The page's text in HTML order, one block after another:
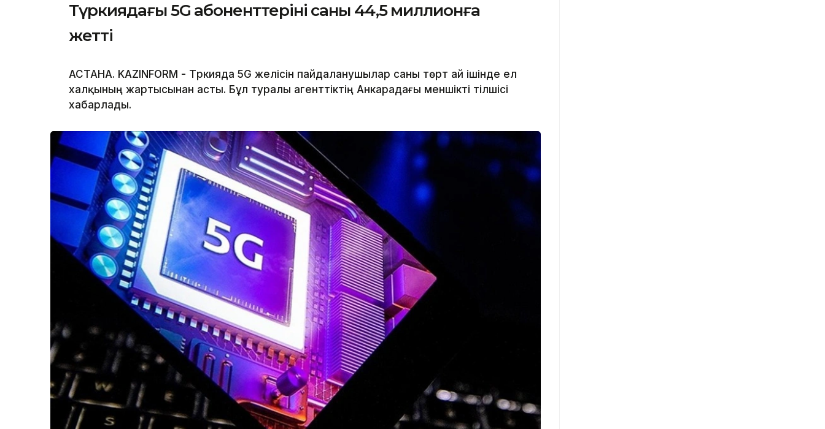
Түркиядағы 5G абоненттерінің саны 44,5 миллионға
жетті
АСТАНА. KAZINFORM - Түркияда 5G желісін пайдаланушылар саны төрт ай ішінде ел
халқының жартысынан асты. Бұл туралы агенттіктің Анкарадағы меншікті тілшісі
хабарлады.